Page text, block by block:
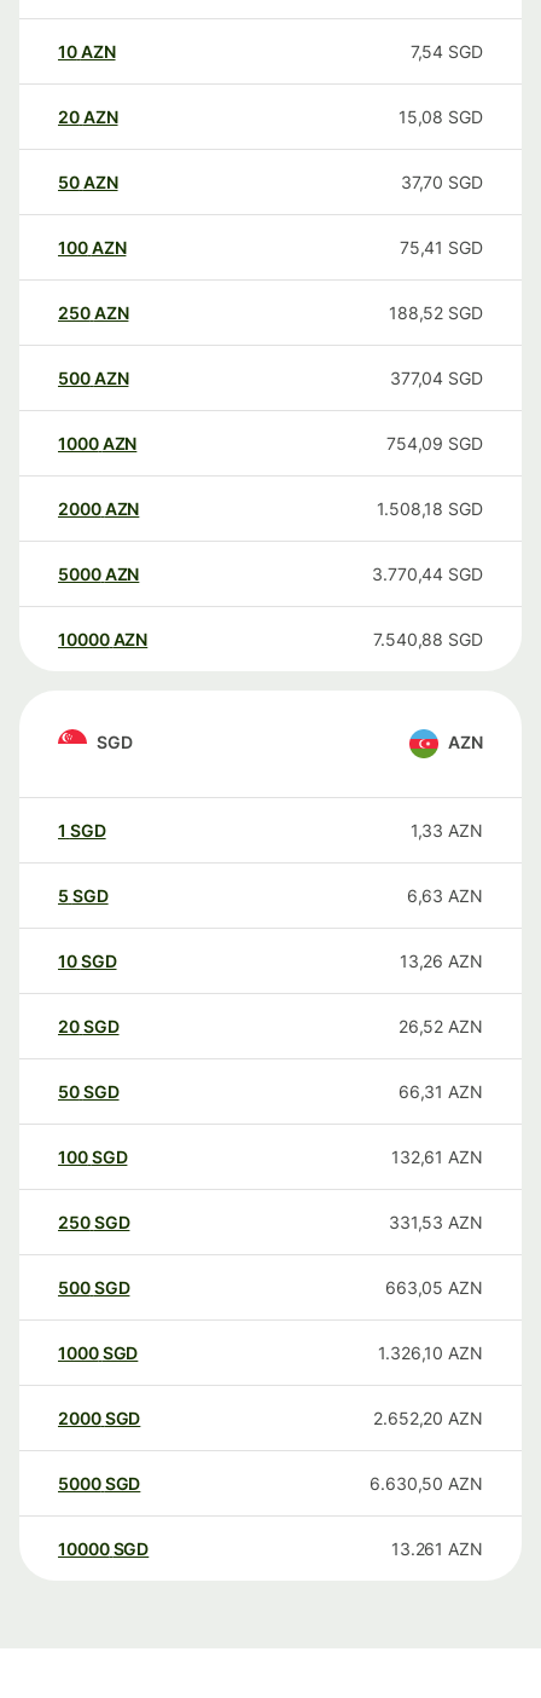
10AZN 7,54 SGD
20AZN 15,08 SGD
50AZN 37,70 SGD
100AZN 75,41 SGD
250AZN 188,52 SGD
500AZN 377,04 SGD
1000AZN 754,09 SGD
2000AZN 1.508,18 SGD
5000AZN 3.770,44 SGD
10000 AZN 7.540,88 SGD
SGD AZN
1 SGD 1,33 AZN
5 SGD 6,63 AZN
10SGD 13,26 AZN
20SGD 26,52 AZN
50SGD 66,31 AZN
100SGD 132,61 AZN
250SGD 331,53 AZN
500SGD 663,05 AZN
1000SGD 1.326,10 AZN
2000SGD 2.652,20 AZN
5000SGD 6.630,50 AZN
10000 SGD 13.261 AZN